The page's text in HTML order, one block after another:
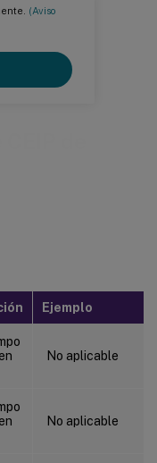
(Aviso
Ejemplo
No aplicable
No aplicable